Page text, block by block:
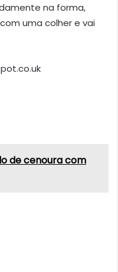
na forma,
uma colher e vai
de cenoura com